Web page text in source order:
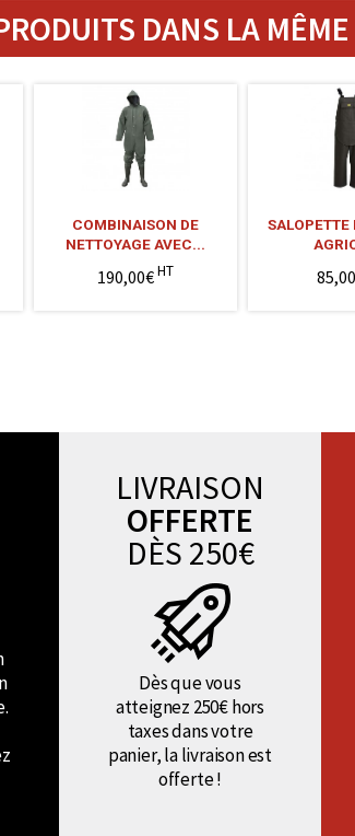
DANS LA
COMBINAISON DE
NETTOYAGE AVEC...
190,00€HT
SALOPETTE
LIVRAISON
OFFERTE
DÈS 250€
Dès que vous
atteignez 250€ hors
taxes dans votre
panier, la livraison est
offerte !